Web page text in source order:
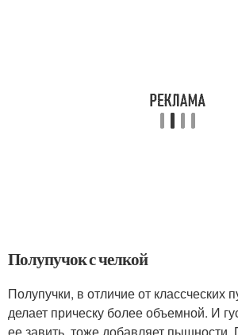
Полупучок с челкой
Полупучки, в отличие от классческих
делает прическу более объемной. И